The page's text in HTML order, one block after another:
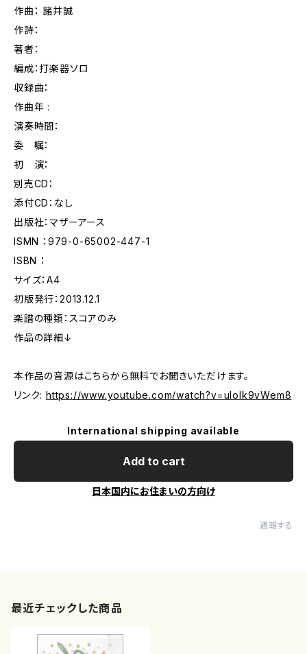
作曲： 諸井誠
作詩：
著者：
編成：打楽器ソロ
収録曲：
作曲年 :
演奏時間：
委 嘱：
初 演：
別売CD：
添付CD：なし
出版社：マザーアース
ISMN ：979-0-65002-447-1
ISBN ：
サイズ：A4
初版発行：2013.12.1
楽譜の種類：スコアのみ
作品の詳細↓
本作品の音源はこちらから無料でお聞きいただけます。
リンク: https://www.youtube.com/watch?v=uIolk9vWem8
International shipping available
Add to cart
日本国内にお住まいの方向け
通報する
最近チェックした商品